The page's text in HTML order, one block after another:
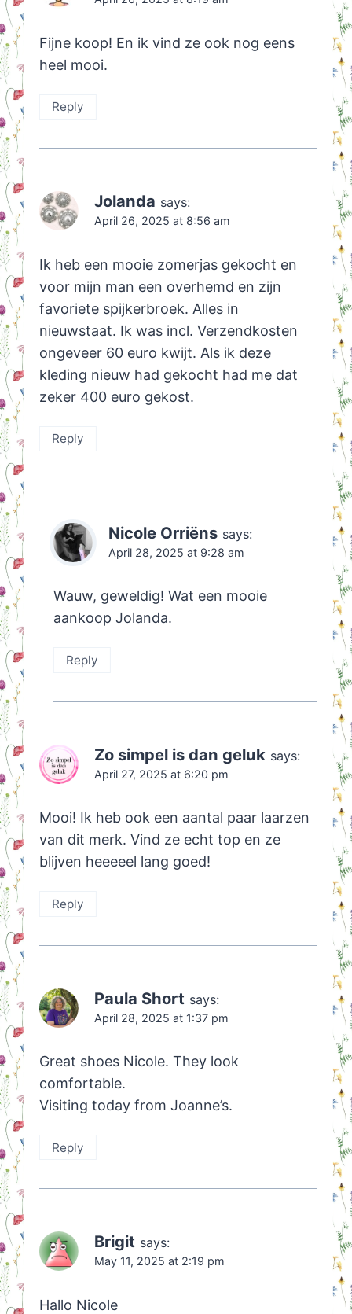
Fijne koop! En ik vind ze ook nog eens
heel mooi.
Reply
Jolanda says:
April 26, 2025 at 8:56 am
Ik heb een mooie zomerjas gekocht en
voor mijn man een overhemd en zijn
favoriete spijkerbroek. Alles in
nieuwstaat. Ik was incl. Verzendkosten
ongeveer 60 euro kwijt. Als ik deze
kleding nieuw had gekocht had me dat
zeker 400 euro gekost.
Reply
Nicole Orriëns says:
April 28, 2025 at 9:28 am
Wauw, geweldig! Wat een mooie
aankoop Jolanda.
Reply
Zo simpel is dan geluk says:
April 27, 2025 at 6:20 pm
Mooi! Ik heb ook een aantal paar laarzen
van dit merk. Vind ze echt top en ze
blijven heeeeel lang goed!
Reply
Paula Short says:
April 28, 2025 at 1:37 pm
Great shoes Nicole. They look
comfortable.
Visiting today from Joanne’s.
Reply
Brigit says:
May 11, 2025 at 2:19 pm
Hallo Nicole